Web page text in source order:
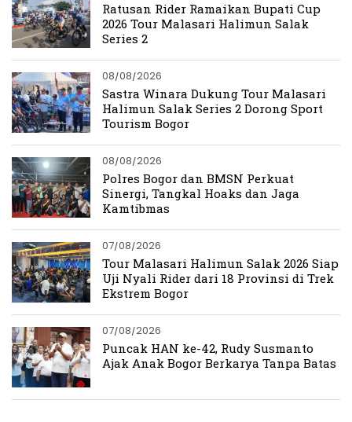
Ratusan Rider Ramaikan Bupati Cup
2026 Tour Malasari Halimun Salak
Series 2
08/08/2026
Sastra Winara Dukung Tour Malasari
Halimun Salak Series 2 Dorong Sport
Tourism Bogor
08/08/2026
Polres Bogor dan BMSN Perkuat
Sinergi, Tangkal Hoaks dan Jaga
Kamtibmas
07/08/2026
Tour Malasari Halimun Salak 2026 Siap
Uji Nyali Rider dari 18 Provinsi di Trek
Ekstrem Bogor
07/08/2026
Puncak HAN ke-42, Rudy Susmanto
Ajak Anak Bogor Berkarya Tanpa Batas